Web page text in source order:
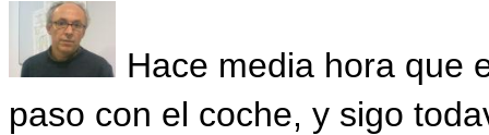
Hace media hora que
paso con el coche, y sigo